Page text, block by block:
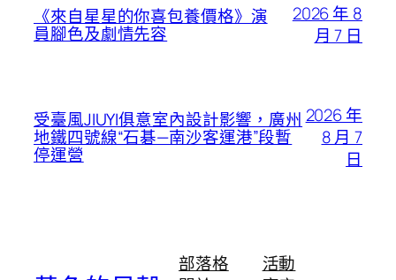
《來自星星的你喜包養價格》演
員腳色及劇情先容
2026 年 8
月 7 日
受臺風JIUYI俱意室內設計影響，廣州
地鐵四號線“石碁—南沙客運港”段暫
停運營
2026 年
8 月 7
日
部落格
活動